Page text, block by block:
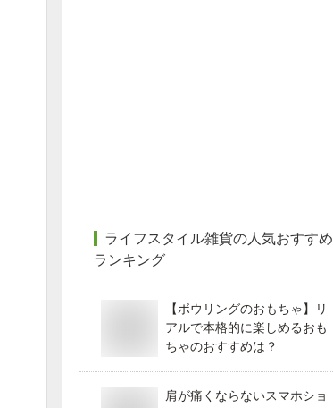
ライフスタイル雑貨の人気おすすめ
ランキング
【ボウリングのおもちゃ】リ
アルで本格的に楽しめるおも
ちゃのおすすめは？
肩が痛くならないスマホショ